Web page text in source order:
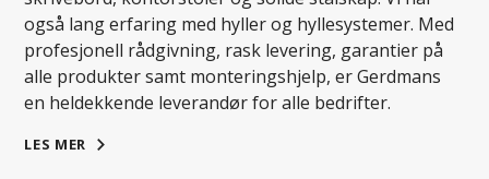
også lang erfaring med hyller og hyllesystemer. Med
profesjonell rådgivning, rask levering, garantier på
alle produkter samt monteringshjelp, er Gerdmans
en heldekkende leverandør for alle bedrifter.
LES MER